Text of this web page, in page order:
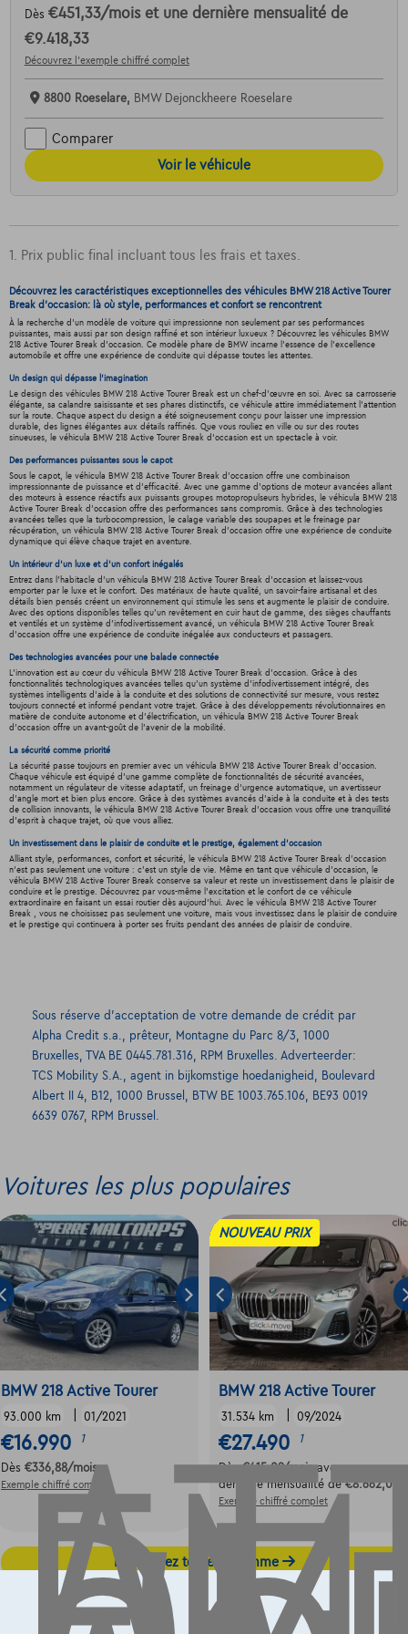
Dès €451,33/mois et une dernière mensualité de
€9.418,33
Découvrez l’exemple chiffré complet
8800 Roeselare, BMW Dejonckheere Roeselare
Comparer
Voir le véhicule
1. Prix public final incluant tous les frais et taxes.
Découvrez les caractéristiques exceptionnelles des véhicules BMW 218 Active Tourer
Break d'occasion: là où style, performances et confort se rencontrent
À la recherche d'un modèle de voiture qui impressionne non seulement par ses performances
puissantes, mais aussi par son design raffiné et son intérieur luxueux ? Découvrez les véhicules BMW
218 Active Tourer Break d'occasion. Ce modèle phare de BMW incarne l'essence de l'excellence
automobile et offre une expérience de conduite qui dépasse toutes les attentes.
Un design qui dépasse l'imagination
Le design des véhicules BMW 218 Active Tourer Break est un chef-d'œuvre en soi. Avec sa carrosserie
élégante, sa calandre saisissante et ses phares distinctifs, ce véhicule attire immédiatement l'attention
sur la route. Chaque aspect du design a été soigneusement conçu pour laisser une impression
durable, des lignes élégantes aux détails raffinés. Que vous rouliez en ville ou sur des routes
sinueuses, le véhicula BMW 218 Active Tourer Break d'occasion est un spectacle à voir.
Des performances puissantes sous le capot
Sous le capot, le véhicula BMW 218 Active Tourer Break d'occasion offre une combinaison
impressionnante de puissance et d'efficacité. Avec une gamme d'options de moteur avancées allant
des moteurs à essence réactifs aux puissants groupes motopropulseurs hybrides, le véhicula BMW 218
Active Tourer Break d'occasion offre des performances sans compromis. Grâce à des technologies
avancées telles que la turbocompression, le calage variable des soupapes et le freinage par
récupération, un véhicula BMW 218 Active Tourer Break d'occasion offre une expérience de conduite
dynamique qui élève chaque trajet en aventure.
Un intérieur d’un luxe et d’un confort inégalés
Entrez dans l'habitacle d'un véhicula BMW 218 Active Tourer Break d'occasion et laissez-vous
emporter par le luxe et le confort. Des matériaux de haute qualité, un savoir-faire artisanal et des
détails bien pensés créent un environnement qui stimule les sens et augmente le plaisir de conduire.
Avec des options disponibles telles qu'un revêtement en cuir haut de gamme, des sièges chauffants
et ventilés et un système d'infodivertissement avancé, un véhicula BMW 218 Active Tourer Break
d'occasion offre une expérience de conduite inégalée aux conducteurs et passagers.
Des technologies avancées pour une balade connectée
L'innovation est au cœur du véhicula BMW 218 Active Tourer Break d'occasion. Grâce à des
fonctionnalités technologiques avancées telles qu'un système d'infodivertissement intégré, des
systèmes intelligents d'aide à la conduite et des solutions de connectivité sur mesure, vous restez
toujours connecté et informé pendant votre trajet. Grâce à des développements révolutionnaires en
matière de conduite autonome et d'électrification, un véhicula BMW 218 Active Tourer Break
d'occasion offre un avant-goût de l'avenir de la mobilité.
La sécurité comme priorité
La sécurité passe toujours en premier avec un véhicula BMW 218 Active Tourer Break d'occasion.
Chaque véhicule est équipé d'une gamme complète de fonctionnalités de sécurité avancées,
notamment un régulateur de vitesse adaptatif, un freinage d'urgence automatique, un avertisseur
d'angle mort et bien plus encore. Grâce à des systèmes avancés d'aide à la conduite et à des tests
de collision innovants, le véhicula BMW 218 Active Tourer Break d'occasion vous offre une tranquillité
d'esprit à chaque trajet, où que vous alliez.
Un investissement dans le plaisir de conduite et le prestige, également d'occasion
Alliant style, performances, confort et sécurité, le véhicula BMW 218 Active Tourer Break d'occasion
n'est pas seulement une voiture : c'est un style de vie. Même en tant que véhicule d'occasion, le
véhicula BMW 218 Active Tourer Break conserve sa valeur et reste un investissement dans le plaisir de
conduire et le prestige. Découvrez par vous-même l'excitation et le confort de ce véhicule
extraordinaire en faisant un essai routier dès aujourd'hui. Avec le véhicula BMW 218 Active Tourer
Break , vous ne choisissez pas seulement une voiture, mais vous investissez dans le plaisir de conduire
et le prestige qui continuera à porter ses fruits pendant des années de plaisir de conduire.
Sous réserve d’acceptation de votre demande de crédit par
Alpha Credit s.a., prêteur, Montagne du Parc 8/3, 1000
Bruxelles, TVA BE 0445.781.316, RPM Bruxelles. Adverteerder:
TCS Mobility S.A., agent in bijkomstige hoedanigheid, Boulevard
Albert II 4, B12, 1000 Brussel, BTW BE 1003.765.106, BE93 0019
6639 0767, RPM Brussel.
Voitures les plus populaires
BMW 218 Active Tourer
93.000 km 01/2021
€16.990 1
Dès €336,88/mois
Exemple chiffré complet
NOUVEAU PRIX
BMW 218 Active Tourer
31.534 km 09/2024
€27.490 1
Dès€415,09/moisavec une
dernière mensualité de€8.662,09
Exemple chiffré complet
Découvrez toute la gamme